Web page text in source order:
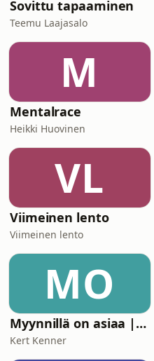
Sovittu tapaaminen
Teemu Laajasalo
M
Mentalrace
Heikki Huovinen
VL
Viimeinen lento
Viimeinen lento
MO
Myynnillä on asiaa | Kert Kenner
Kert Kenner